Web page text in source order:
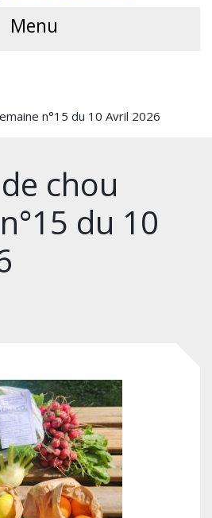
Menu
n°15 du 10 Avril 2026
chou
du 10